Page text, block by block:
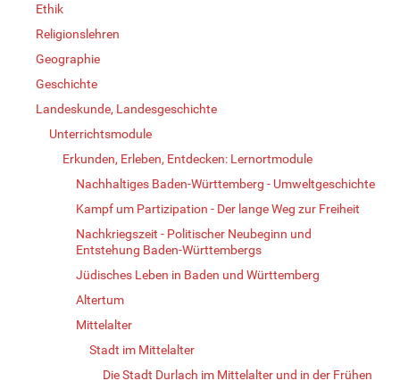
Ethik
Religionslehren
Geographie
Geschichte
Landeskunde, Landesgeschichte
Unterrichtsmodule
Erkunden, Erleben, Entdecken: Lernortmodule
Nachhaltiges Baden-Württemberg - Umweltgeschichte
Kampf um Partizipation - Der lange Weg zur Freiheit
Nachkriegszeit - Politischer Neubeginn und
Entstehung Baden-Württembergs
Jüdisches Leben in Baden und Württemberg
Altertum
Mittelalter
Stadt im Mittelalter
Die Stadt Durlach im Mittelalter und in der Frühen